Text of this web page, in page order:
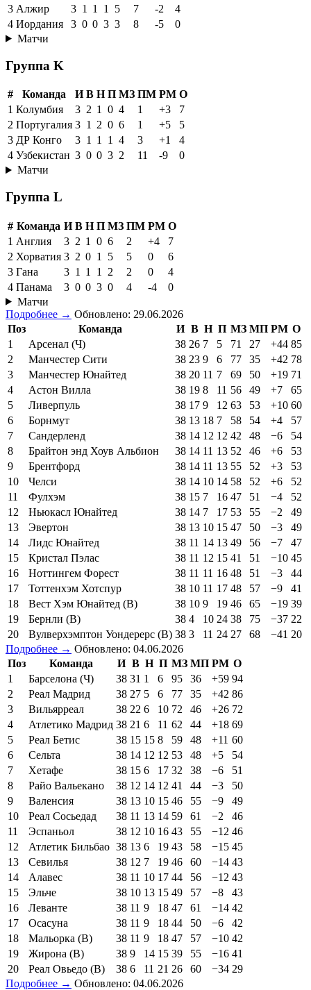
3 Алжир 3 1 1 1 5 7 -2
4
4 Иордания 3 0 0 3 3 8 -5
0
Матчи
Группа K
# Команда И В Н П МЗ ПМ РМ О
1 Колумбия 3 2 1 0 4 1 +3
7
2 Португалия 3 1 2 0 6 1 +5
5
3 ДР Конго 3 1 1 1 4 3 +1
4
4 Узбекистан 3 0 0 3 2 11 -9
0
Матчи
Группа L
# Команда И В Н П МЗ ПМ РМ О
1 Англия 3 2 1 0 6 2 +4
7
2 Хорватия 3 2 0 1 5 5 0
6
3 Гана 3 1 1 1 2 2 0
4
4 Панама 3 0 0 3 0 4 -4
0
Матчи
Подробнее → Обновлено: 29.06.2026
Поз
Команда И В Н П МЗ МП РМ О
1
Арсенал (Ч) 38 26 7 5 71 27 +44 85
2
Манчестер Сити 38 23 9 6 77 35 +42 78
3
Манчестер Юнайтед 38 20 11 7 69 50 +19 71
4
Астон Вилла 38 19 8 11 56 49 +7
65
5
Ливерпуль 38 17 9 12 63 53 +10 60
6
Борнмут 38 13 18 7 58 54 +4
57
7
Сандерленд 38 14 12 12 42 48 −6
54
8
Брайтон энд Хоув Альбион 38 14 11 13 52 46 +6
53
9
Брентфорд 38 14 11 13 55 52 +3
53
10
Челси 38 14 10 14 58 52 +6
52
11
Фулхэм 38 15 7 16 47 51 −4
52
12
Ньюкасл Юнайтед 38 14 7 17 53 55 −2
49
13
Эвертон 38 13 10 15 47 50 −3
49
14
Лидс Юнайтед 38 11 14 13 49 56 −7
47
15
Кристал Пэлас 38 11 12 15 41 51 −10 45
16
Ноттингем Форест 38 11 11 16 48 51 −3
44
17
Тоттенхэм Хотспур 38 10 11 17 48 57 −9
41
18
Вест Хэм Юнайтед (В) 38 10 9 19 46 65 −19 39
19
Бернли (В) 38 4 10 24 38 75 −37 22
20
Вулверхэмптон Уондерерс (В) 38 3 11 24 27 68 −41 20
Подробнее → Обновлено: 04.06.2026
Поз
Команда И В Н П МЗ МП РМ О
1
Барселона (Ч) 38 31 1 6 95 36 +59 94
2
Реал Мадрид 38 27 5 6 77 35 +42 86
3
Вильярреал 38 22 6 10 72 46 +26 72
4
Атлетико Мадрид 38 21 6 11 62 44 +18 69
5
Реал Бетис 38 15 15 8 59 48 +11 60
6
Сельта 38 14 12 12 53 48 +5
54
7
Хетафе 38 15 6 17 32 38 −6
51
8
Райо Вальекано 38 12 14 12 41 44 −3
50
9
Валенсия 38 13 10 15 46 55 −9
49
10
Реал Сосьедад 38 11 13 14 59 61 −2
46
11
Эспаньол 38 12 10 16 43 55 −12 46
12
Атлетик Бильбао 38 13 6 19 43 58 −15 45
13
Севилья 38 12 7 19 46 60 −14 43
14
Алавес 38 11 10 17 44 56 −12 43
15
Эльче 38 10 13 15 49 57 −8
43
16
Леванте 38 11 9 18 47 61 −14 42
17
Осасуна 38 11 9 18 44 50 −6
42
18
Мальорка (В) 38 11 9 18 47 57 −10 42
19
Жирона (В) 38 9 14 15 39 55 −16 41
20
Реал Овьедо (В) 38 6 11 21 26 60 −34 29
Подробнее → Обновлено: 04.06.2026